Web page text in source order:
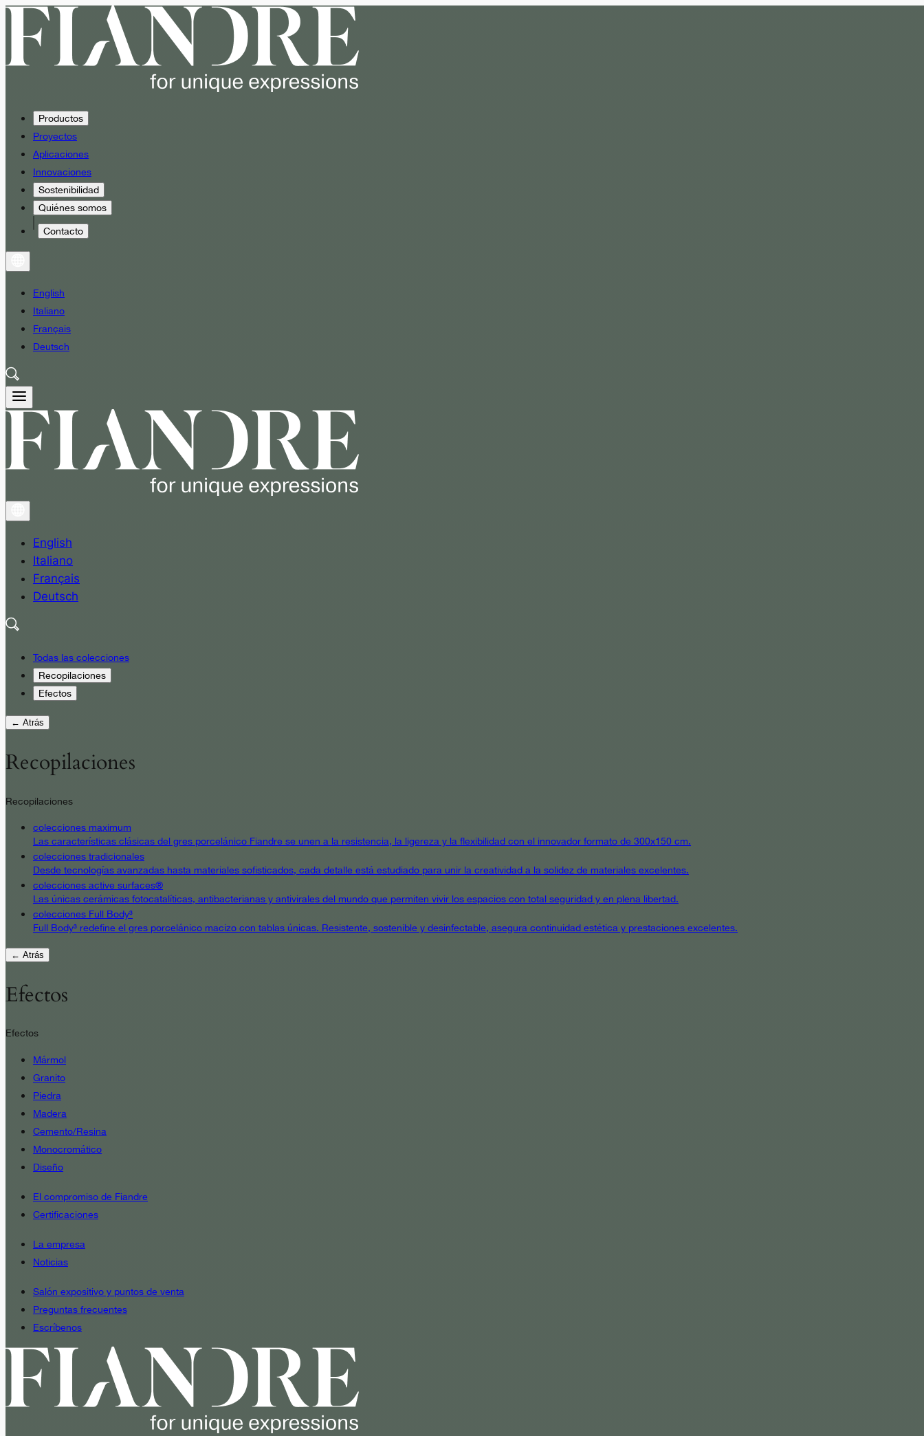
Productos
Proyectos
Aplicaciones
Innovaciones
Sostenibilidad
Quiénes somos
Contacto
English
Italiano
Français
Deutsch
English
Italiano
Français
Deutsch
Todas las colecciones
Recopilaciones
Efectos
← Atrás
Recopilaciones
Recopilaciones
colecciones maximum
Las características clásicas del gres porcelánico Fiandre se unen a la resistencia, la ligereza y la flexibilidad con el innovador formato de 300x150 cm.
colecciones tradicionales
Desde tecnologías avanzadas hasta materiales sofisticados, cada detalle está estudiado para unir la creatividad a la solidez de materiales excelentes.
colecciones active surfaces®
Las únicas cerámicas fotocatalíticas, antibacterianas y antivirales del mundo que permiten vivir los espacios con total seguridad y en plena libertad.
colecciones Full Body³
Full Body³ redefine el gres porcelánico macizo con tablas únicas. Resistente, sostenible y desinfectable, asegura continuidad estética y prestaciones excelentes.
← Atrás
Efectos
Efectos
Mármol
Granito
Piedra
Madera
Cemento/Resina
Monocromático
Diseño
El compromiso de Fiandre
Certificaciones
La empresa
Noticias
Salón expositivo y puntos de venta
Preguntas frecuentes
Escríbenos